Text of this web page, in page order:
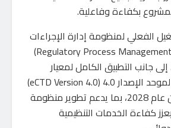
بكفاءة وفاعلية.
الفعلي لمنظومة إدارة الإجراءات
التنظيمية (Regulatory Process Management – RPM)
فبراير 2027، إلى جانب التطبيق الكامل لمعيار
الملف الإلكتروني الموحد الإصدار 4.0 (eCTD Version 4.0)
خلال الربع الأول من عام 2028، بما يدعم تطوير منظومة
كفاءة الخدمات التنظيمية